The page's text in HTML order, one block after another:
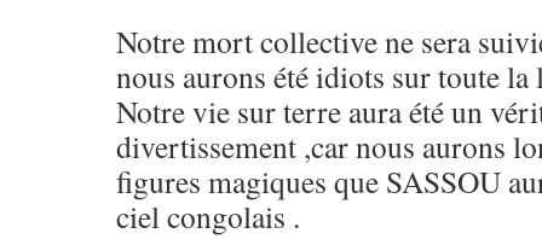
Notre mort collective ne sera
nous aurons été idiots sur toute la
Notre vie sur terre aura été un
divertissement ,car nous aurons
figures magiques que SASSOU
ciel congolais .